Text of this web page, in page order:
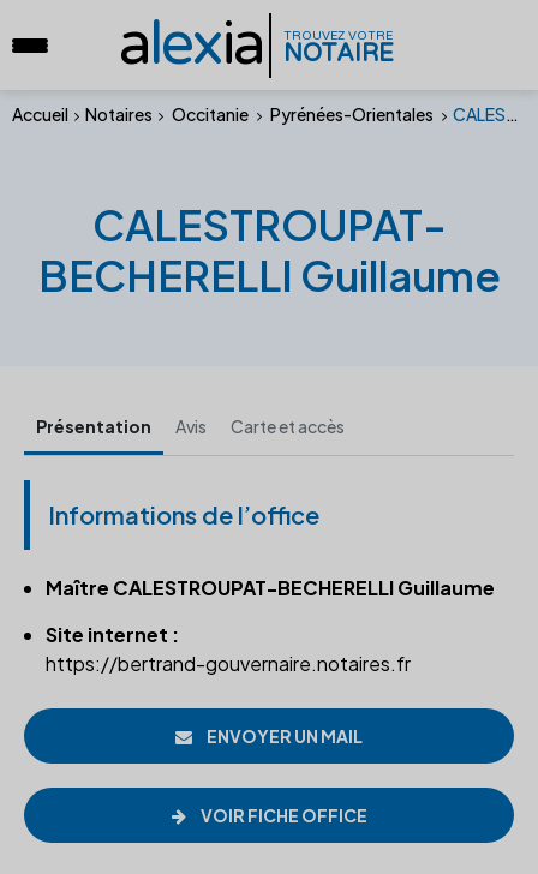
alexia TROUVEZ VOTRE
NOTAIRE
Accueil Notaires Occitanie Pyrénées-Orientales CALESTROUPAT-BECHERELLI Guillaume
CALESTROUPAT-
BECHERELLI Guillaume
Présentation Avis Carte et accès
Informations de l’office
Maître CALESTROUPAT-BECHERELLI Guillaume
Site internet :
https://bertrand-gouvernaire.notaires.fr
ENVOYER UN MAIL
VOIR FICHE OFFICE